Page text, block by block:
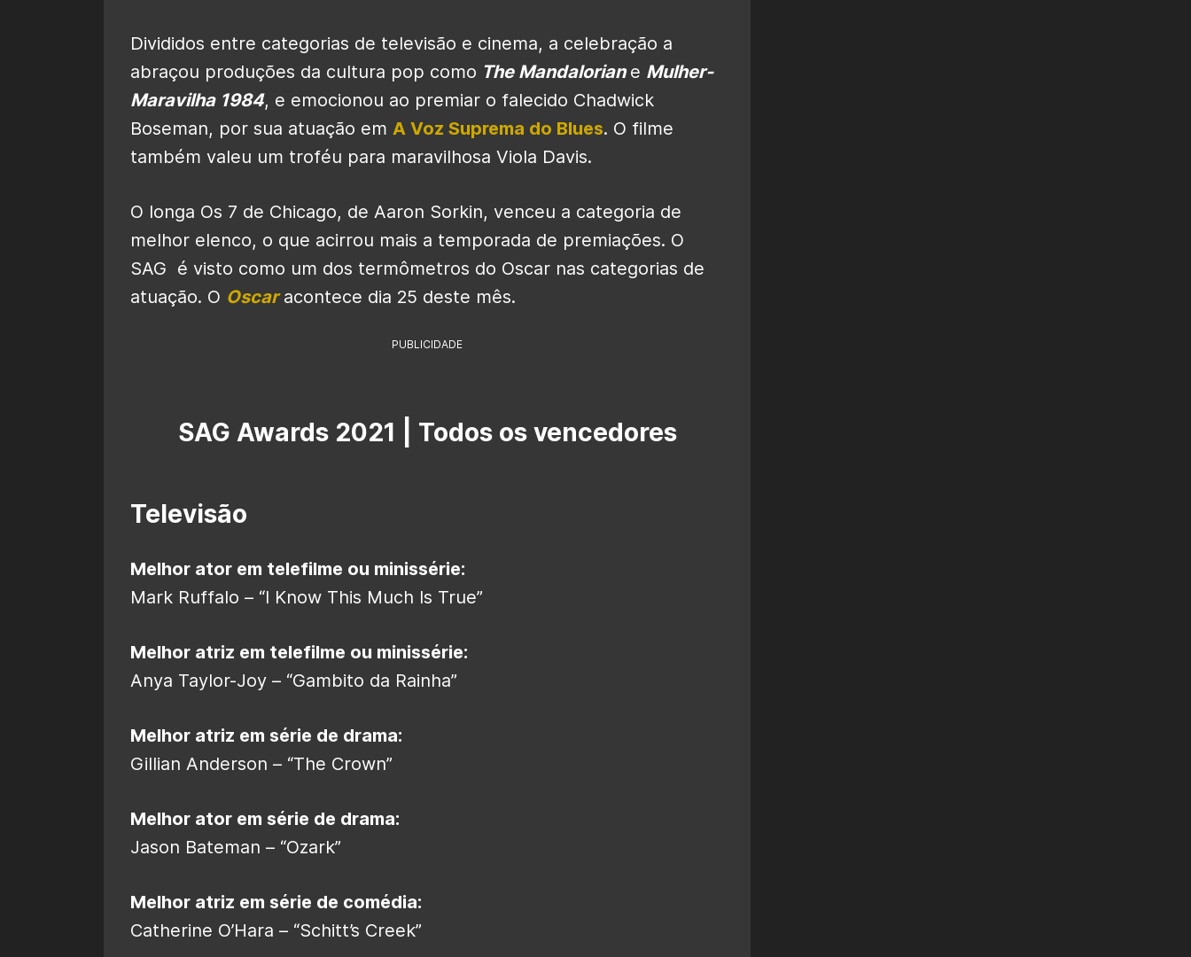
Divididos entre categorias de televisão e cinema, a celebração a
abraçou produções da cultura pop como The Mandaloriane Mulher-
Maravilha 1984, e emocionou ao premiar o falecido Chadwick
Boseman, por sua atuação em A Voz Suprema do Blues. O filme
também valeu um troféu para maravilhosa Viola Davis.
O longa Os 7 de Chicago, de Aaron Sorkin, venceu a categoria de
melhor elenco, o que acirrou mais a temporada de premiações. O
SAG é visto como um dos termômetros do Oscar nas categorias de
atuação. O Oscaracontece dia 25 deste mês.
PUBLICIDADE
SAG Awards 2021 | Todos os vencedores
Televisão
Melhor ator em telefilme ou minissérie:
Mark Ruffalo – “I Know This Much Is True”
Melhor atriz em telefilme ou minissérie:
Anya Taylor-Joy – “Gambito da Rainha”
Melhor atriz em série de drama:
Gillian Anderson – “The Crown”
Melhor ator em série de drama:
Jason Bateman – “Ozark”
Melhor atriz em série de comédia:
Catherine O’Hara – “Schitt’s Creek”